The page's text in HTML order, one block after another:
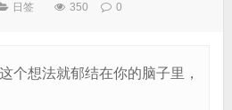
日签 350 0
个想法就郁结在你的脑子里，